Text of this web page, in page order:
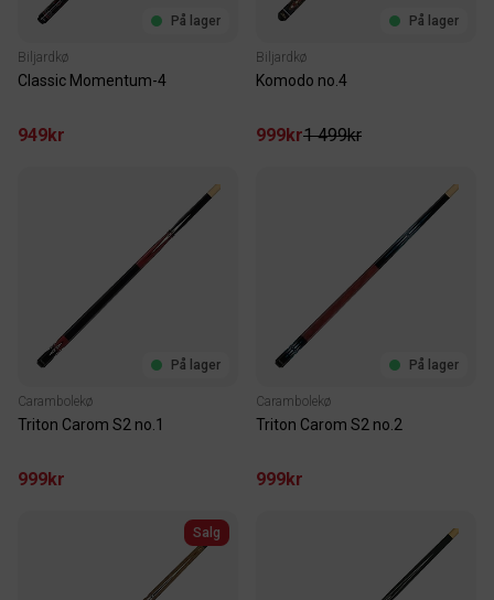
På lager
Biljardkø
Classic Momentum-4
949kr
På lager
Biljardkø
Komodo no.4
999kr1 499kr
På lager
Carambolekø
Triton Carom S2 no.1
999kr
På lager
Carambolekø
Triton Carom S2 no.2
999kr
Salg